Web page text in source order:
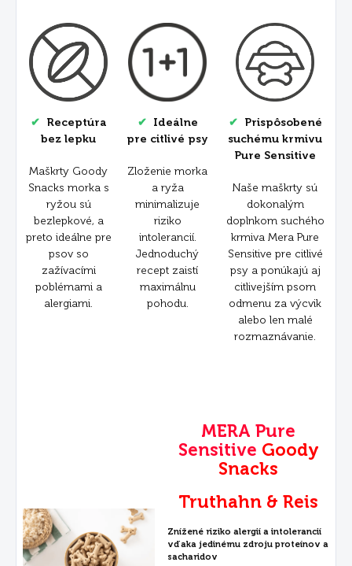
✔ Receptúra
bez lepku
Maškrty Goody
Snacks morka s
ryžou sú
bezlepkové, a
preto ideálne pre
psov so
zažívacími
poblémami a
alergiami.
✔ Ideálne
pre citlivé psy
Zloženie morka
a ryža
minimalizuje
riziko
intolerancií.
Jednoduchý
recept zaistí
maximálnu
pohodu.
✔ Prispôsobené
suchému krmivu
Pure Sensitive
Naše maškrty sú
dokonalým
doplnkom suchého
krmiva Mera Pure
Sensitive pre citlivé
psy a ponúkajú aj
citlivejším psom
odmenu za výcvik
alebo len malé
rozmaznávanie.
MERA Pure
Sensitive Goody
Snacks
Truthahn & Reis
Znížené riziko alergií a intolerancií
vďaka jedinému zdroju proteínov a
sacharidov